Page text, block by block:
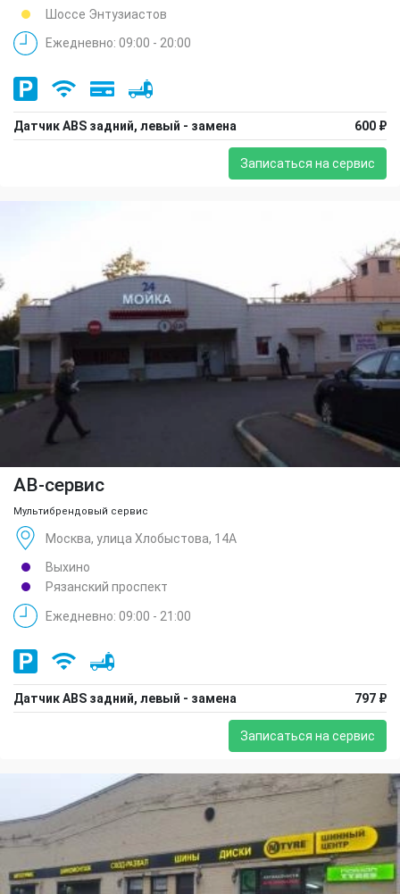
Шоссе Энтузиастов
Ежедневно: 09:00 - 20:00
Датчик ABS задний, левый - замена 600 ₽
Записаться на сервис
АВ-сервис
Мультибрендовый сервис
Москва, улица Хлобыстова, 14А
Выхино
Рязанский проспект
Ежедневно: 09:00 - 21:00
Датчик ABS задний, левый - замена 797 ₽
Записаться на сервис